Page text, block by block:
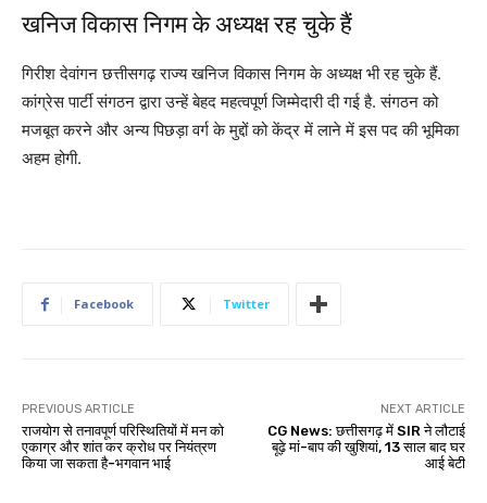
खनिज विकास निगम के अध्यक्ष रह चुके हैं
गिरीश देवांगन छत्तीसगढ़ राज्य खनिज विकास निगम के अध्यक्ष भी रह चुके हैं.
कांग्रेस पार्टी संगठन द्वारा उन्हें बेहद महत्वपूर्ण जिम्मेदारी दी गई है. संगठन को
मजबूत करने और अन्य पिछड़ा वर्ग के मुद्दों को केंद्र में लाने में इस पद की भूमिका
अहम होगी.
Facebook Twitter
PREVIOUS ARTICLE
राजयोग से तनावपूर्ण परिस्थितियों में मन को
एकाग्र और शांत कर क्रोध पर नियंत्रण
किया जा सकता है-भगवान भाई
NEXT ARTICLE
CG News: छत्तीसगढ़ में SIR ने लौटाई
बूढ़े मां-बाप की खुशियां, 13 साल बाद घर
आई बेटी